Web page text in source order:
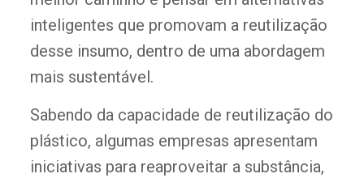
inteligentes que promovam a reutilização
desse insumo, dentro de uma abordagem
mais sustentável.
Sabendo da capacidade de reutilização do
plástico, algumas empresas apresentam
iniciativas para reaproveitar a substância,